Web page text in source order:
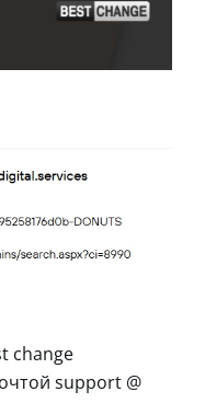
change
support @